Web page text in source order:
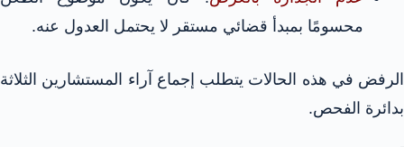
محسومًا بمبدأ قضائي مستقر لا يحتمل العدول عنه.
الرفض في هذه الحالات يتطلب إجماع آراء المستشارين الثلاثة
بدائرة الفحص.